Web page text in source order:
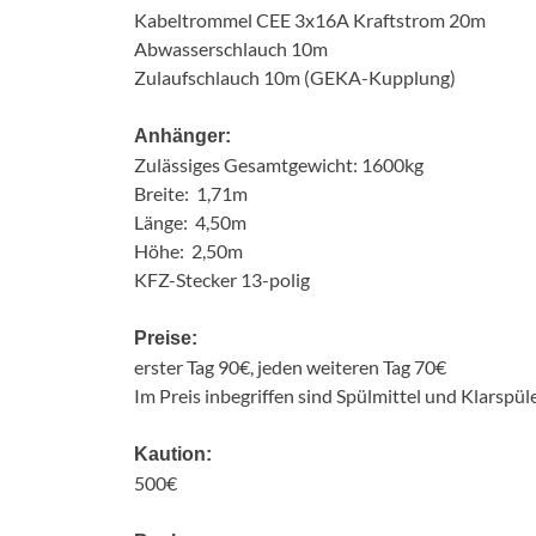
Kabeltrommel CEE 3x16A Kraftstrom 20m
Abwasserschlauch 10m
Zulaufschlauch 10m (GEKA-Kupplung)
Anhänger:
Zulässiges Gesamtgewicht: 1600kg
Breite: 1,71m
Länge: 4,50m
Höhe: 2,50m
KFZ-Stecker 13-polig
Preise:
erster Tag 90€, jeden weiteren Tag 70€
Im Preis inbegriffen sind Spülmittel und
Kaution:
500€